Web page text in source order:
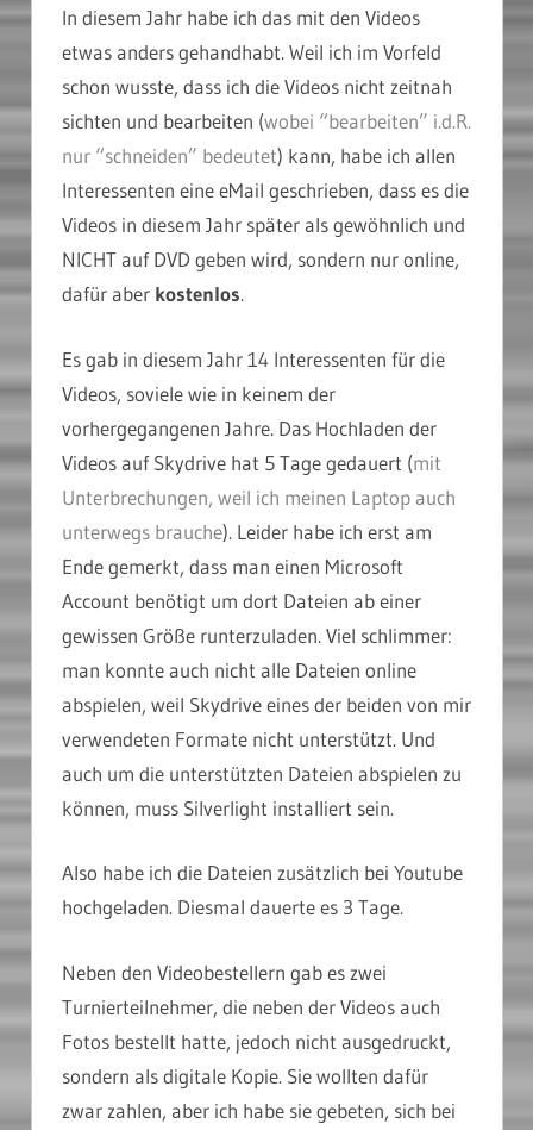
In diesem Jahr habe ich das mit den Videos
etwas anders gehandhabt. Weil ich im Vorfeld
schon wusste, dass ich die Videos nicht zeitnah
sichten und bearbeiten (wobei “bearbeiten” i.d.R.
nur “schneiden” bedeutet) kann, habe ich allen
Interessenten eine eMail geschrieben, dass es die
Videos in diesem Jahr später als gewöhnlich und
NICHT auf DVD geben wird, sondern nur online,
dafür aber kostenlos.
Es gab in diesem Jahr 14 Interessenten für die
Videos, soviele wie in keinem der
vorhergegangenen Jahre. Das Hochladen der
Videos auf Skydrive hat 5 Tage gedauert (mit
Unterbrechungen, weil ich meinen Laptop auch
unterwegs brauche). Leider habe ich erst am
Ende gemerkt, dass man einen Microsoft
Account benötigt um dort Dateien ab einer
gewissen Größe runterzuladen. Viel schlimmer:
man konnte auch nicht alle Dateien online
abspielen, weil Skydrive eines der beiden von mir
verwendeten Formate nicht unterstützt. Und
auch um die unterstützten Dateien abspielen zu
können, muss Silverlight installiert sein.
Also habe ich die Dateien zusätzlich bei Youtube
hochgeladen. Diesmal dauerte es 3 Tage.
Neben den Videobestellern gab es zwei
Turnierteilnehmer, die neben der Videos auch
Fotos bestellt hatte, jedoch nicht ausgedruckt,
sondern als digitale Kopie. Sie wollten dafür
zwar zahlen, aber ich habe sie gebeten, sich bei